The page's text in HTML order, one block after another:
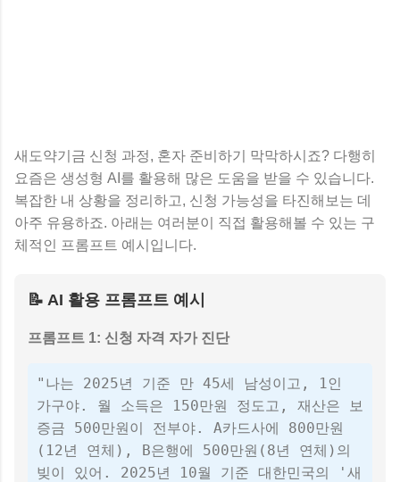
새도약기금 신청 과정, 혼자 준비하기 막막하시죠? 다행히
요즘은 생성형 AI를 활용해 많은 도움을 받을 수 있습니다.
복잡한 내 상황을 정리하고, 신청 가능성을 타진해보는 데
아주 유용하죠. 아래는 여러분이 직접 활용해볼 수 있는 구
체적인 프롬프트 예시입니다.
📝 AI 활용 프롬프트 예시
프롬프트 1: 신청 자격 자가 진단
"나는 2025년 기준 만 45세 남성이고, 1인
가구야. 월 소득은 150만원 정도고, 재산은 보
증금 500만원이 전부야. A카드사에 800만원
(12년 연체), B은행에 500만원(8년 연체)의
빚이 있어. 2025년 10월 기준 대한민국의 '새